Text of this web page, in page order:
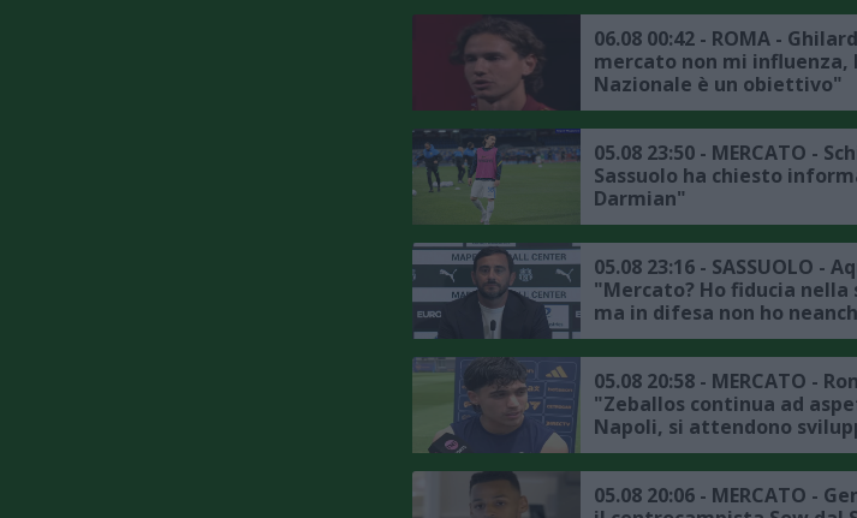
06.08 00:42 - ROMA -
mercato non mi influenza,
Nazionale è un obiettivo"
05.08 23:50 - MERCATO -
Sassuolo ha chiesto
Darmian"
05.08 23:16 - SASSUOLO -
"Mercato? Ho fiducia nella
ma in difesa non ho
titolare"
05.08 20:58 - MERCATO -
"Zeballos continua ad
Napoli, si attendono
ultime"
05.08 20:06 - MERCATO -